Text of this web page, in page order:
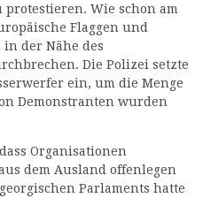
Wie schon am
Flaggen und
der Nähe des
Die Polizei setzte
ein, um die Menge
Demonstranten wurden
Organisationen
dem Ausland offenlegen
Parlaments hatte